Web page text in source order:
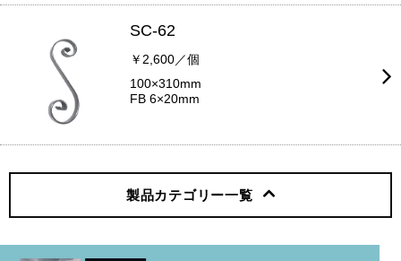
SC-62
￥2,600／個
100×310mm
FB 6×20mm
製品カテゴリー一覧